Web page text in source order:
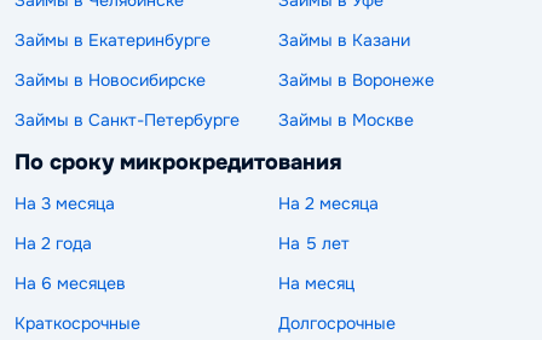
Займы в Екатеринбурге
Займы в Казани
Займы в Новосибирске
Займы в Воронеже
Займы в Санкт-Петербурге
Займы в Москве
По сроку микрокредитования
На 3 месяца
На 2 месяца
На 2 года
На 5 лет
На 6 месяцев
На месяц
Краткосрочные
Долгосрочные